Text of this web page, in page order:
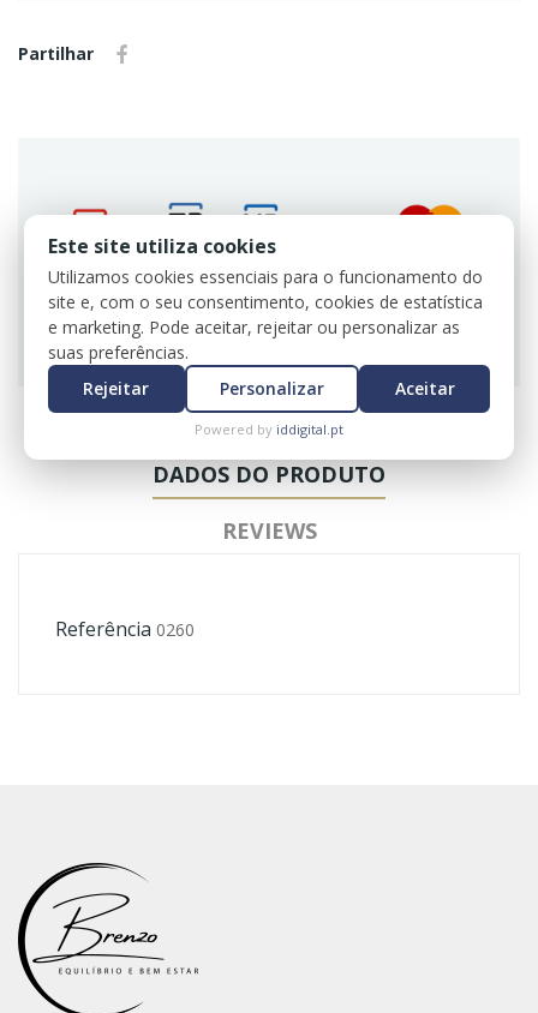
Partilhar
Utilizamos certificados SSL para sua e nossa
segurança.
DADOS DO PRODUTO
REVIEWS
Referência 0260
Este site utiliza cookies
Utilizamos cookies essenciais para o funcionamento do
site e, com o seu consentimento, cookies de estatística
e marketing. Pode aceitar, rejeitar ou personalizar as
suas preferências.
Rejeitar
Personalizar Aceitar
Powered by iddigital.pt